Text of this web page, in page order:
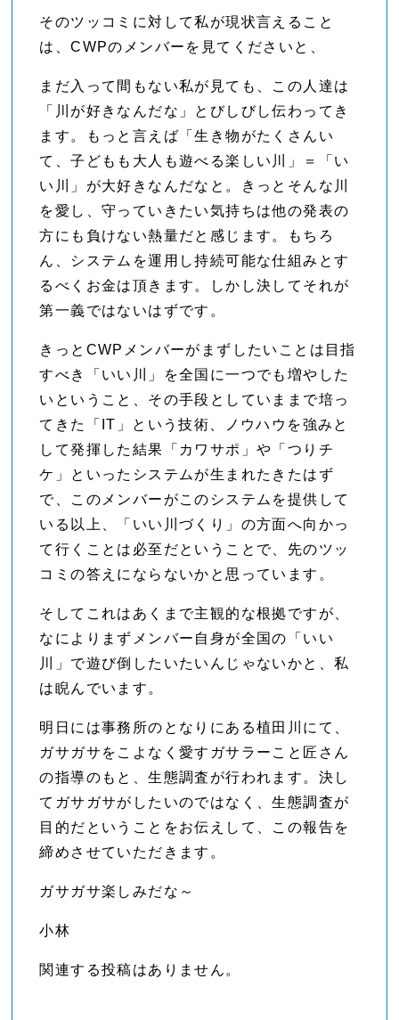
そのツッコミに対して私が現状言えること
は、CWPのメンバーを見てくださいと、
まだ入って間もない私が見ても、この人達は
「川が好きなんだな」とびしびし伝わってき
ます。もっと言えば「生き物がたくさんい
て、子どもも大人も遊べる楽しい川」＝「い
い川」が大好きなんだなと。きっとそんな川
を愛し、守っていきたい気持ちは他の発表の
方にも負けない熱量だと感じます。もちろ
ん、システムを運用し持続可能な仕組みとす
るべくお金は頂きます。しかし決してそれが
第一義ではないはずです。
きっとCWPメンバーがまずしたいことは目指
すべき「いい川」を全国に一つでも増やした
いということ、その手段としていままで培っ
てきた「IT」という技術、ノウハウを強みと
して発揮した結果「カワサポ」や「つりチ
ケ」といったシステムが生まれたきたはず
で、このメンバーがこのシステムを提供して
いる以上、「いい川づくり」の方面へ向かっ
て行くことは必至だということで、先のツッ
コミの答えにならないかと思っています。
そしてこれはあくまで主観的な根拠ですが、
なによりまずメンバー自身が全国の「いい
川」で遊び倒したいたいんじゃないかと、私
は睨んでいます。
明日には事務所のとなりにある植田川にて、
ガサガサをこよなく愛すガサラーこと匠さん
の指導のもと、生態調査が行われます。決し
てガサガサがしたいのではなく、生態調査が
目的だということをお伝えして、この報告を
締めさせていただきます。
ガサガサ楽しみだな～
小林
関連する投稿はありません。